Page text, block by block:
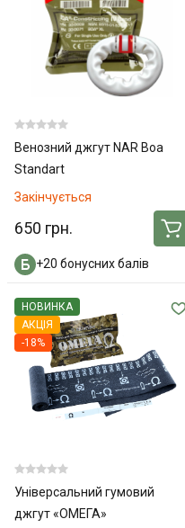
Венозний джгут NAR Boa
Standart
Закінчується
650 грн.
+20 бонусних балів
НОВИНКА
АКЦІЯ
-18%
Універсальний гумовий
джгут «ОМЕГА»